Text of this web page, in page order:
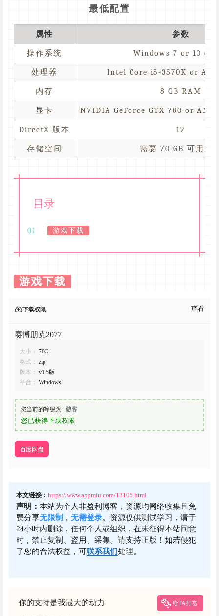
最低配置
属性 参数
操作系统 Windows 7 or 10
处理器 Intel Core i5-3570K or
内存 8 GB RAM
显卡 NVIDIA GeForce GTX 780 or
DirectX 版本 12
存储空间 需要 70 GB 可用空
目录
游戏下载
游戏下载
下载权限 查看
赛博朋克2077
大小： 70G
格式： zip
版本： v1.5版
平台： Windows
您当前的等级为 游客
您已获得下载权限
百度网盘
本文链接： https://www.appmiu.com/13105.html
声明： 本站为个人非盈利博客，资源均网络收集且免
费分享无限制 ， 无需登录。资源仅供测试学习，请于
24小时内删除，任何个人或组织，在未征得本站同意
时，禁止复制、盗用、采集。请支持正版！如若侵犯
了您的合法权益，可联系我们处理。
你的支持是我最大的动力 给TA打赏